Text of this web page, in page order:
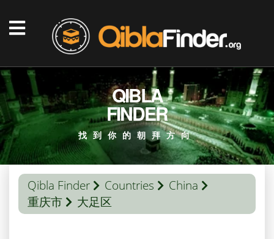
QIBLA
FINDER
找到你的朝拜方向
Qibla Finder Countries
China
重庆市
大足区